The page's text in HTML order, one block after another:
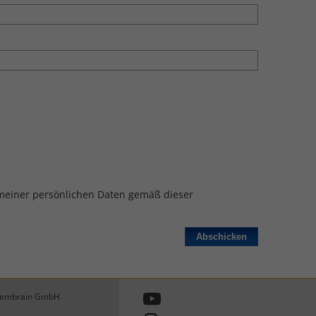
persönlichen Daten gemäß dieser
GmbH